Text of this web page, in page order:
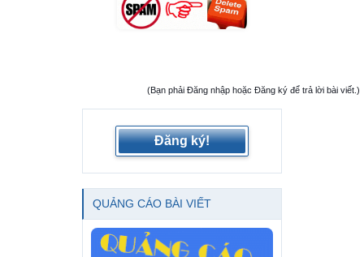
(Bạn phải Đăng nhập hoặc Đăng ký để trả lời bài viết.)
Đăng ký!
QUẢNG CÁO BÀI VIẾT